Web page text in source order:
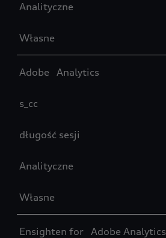
Analityczne
Własne
Adobe Analytics
s_cc
długość sesji
Analityczne
Własne
Ensighten for Adobe Analytics